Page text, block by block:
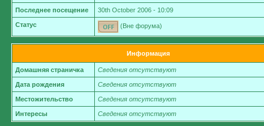
Последнее посещение 30th October 2006 - 10:09
Статус (Вне форума)
Информация
Домашняя страничка Сведения отсутствуют
Дата рождения Сведения отсутствуют
Местожительство Сведения отсутствуют
Интересы Сведения отсутствуют